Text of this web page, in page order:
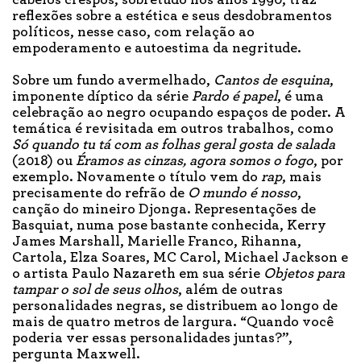
reflexões sobre a estética e seus desdobramentos
políticos, nesse caso, com relação ao
empoderamento e autoestima da negritude.
Sobre um fundo avermelhado, Cantos de esquina,
imponente díptico da série Pardo é papel, é uma
celebração ao negro ocupando espaços de poder. A
temática é revisitada em outros trabalhos, como
Só quando tu tá com as folhas geral gosta de salada
(2018) ou Éramos as cinzas, agora somos o fogo, por
exemplo. Novamente o título vem do rap, mais
precisamente do refrão de O mundo é nosso,
canção do mineiro Djonga. Representações de
Basquiat, numa pose bastante conhecida, Kerry
James Marshall, Marielle Franco, Rihanna,
Cartola, Elza Soares, MC Carol, Michael Jackson e
o artista Paulo Nazareth em sua série Objetos para
tampar o sol de seus olhos, além de outras
personalidades negras, se distribuem ao longo de
mais de quatro metros de largura. “Quando você
poderia ver essas personalidades juntas?”,
pergunta Maxwell.